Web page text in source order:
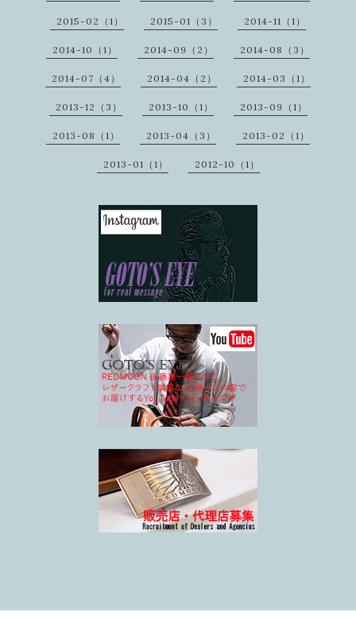
2015-02（1） 2015-01（3） 2014-11（1）
2014-10（1） 2014-09（2） 2014-08（3）
2014-07（4） 2014-04（2） 2014-03（1）
2013-12（3） 2013-10（1） 2013-09（1）
2013-08（1） 2013-04（3） 2013-02（1）
2013-01（1） 2012-10（1）